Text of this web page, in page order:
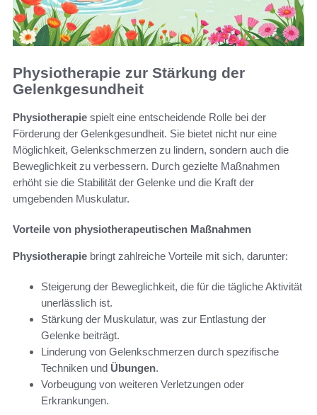
Physiotherapie zur Stärkung der
Gelenkgesundheit
Physiotherapie spielt eine entscheidende Rolle bei der
Förderung der Gelenkgesundheit. Sie bietet nicht nur eine
Möglichkeit, Gelenkschmerzen zu lindern, sondern auch die
Beweglichkeit zu verbessern. Durch gezielte Maßnahmen
erhöht sie die Stabilität der Gelenke und die Kraft der
umgebenden Muskulatur.
Vorteile von physiotherapeutischen Maßnahmen
Physiotherapie bringt zahlreiche Vorteile mit sich, darunter:
Steigerung der Beweglichkeit, die für die tägliche Aktivität
unerlässlich ist.
Stärkung der Muskulatur, was zur Entlastung der
Gelenke beiträgt.
Linderung von Gelenkschmerzen durch spezifische
Techniken und Übungen.
Vorbeugung von weiteren Verletzungen oder
Erkrankungen.